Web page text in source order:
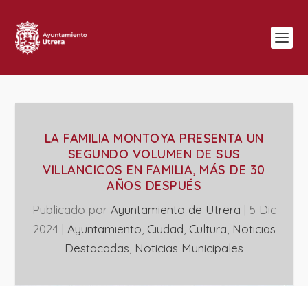
LA FAMILIA MONTOYA PRESENTA UN
SEGUNDO VOLUMEN DE SUS
VILLANCICOS EN FAMILIA, MÁS DE 30
AÑOS DESPUÉS
Publicado por Ayuntamiento de Utrera | 5 Dic
2024| Ayuntamiento Ciudad Cultura Noticias
Destacadas ‎Noticias Municipales